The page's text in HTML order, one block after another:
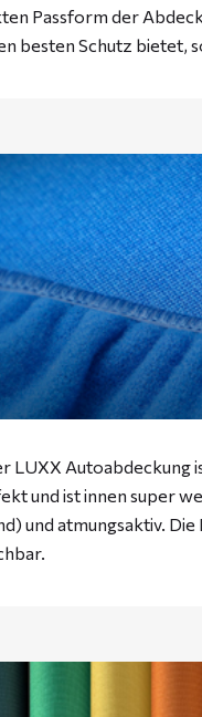
Passform der
besten Schutz bietet,
LUXX Autoabdeckung
und ist innen super
und atmungsaktiv.